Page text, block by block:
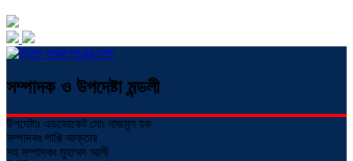
সম্পাদক ও উপদেষ্টা মন্ডলী
উপদেষ্টাঃ এডভোকেট মোঃ নাজমুল হক
সম্পাদকঃ পাপ্পি আক্তার
সহ সম্পাদকঃ মুহাম্মদ আলী